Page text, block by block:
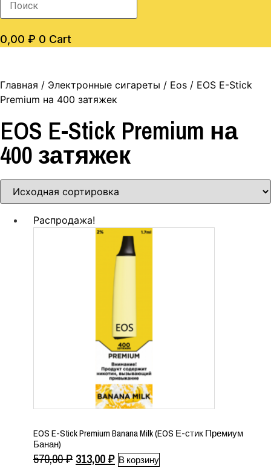
0,00 ₽ 0 Cart
Главная / Электронные сигареты / Eos / EOS E-Stick
Premium на 400 затяжек
EOS E-Stick Premium на
400 затяжек
Распродажа!
EOS E-Stick Premium Banana Milk (EOS Е-стик Премиум
Банан)
570,00₽ Первоначальная
313,00₽Текущая
В корзину